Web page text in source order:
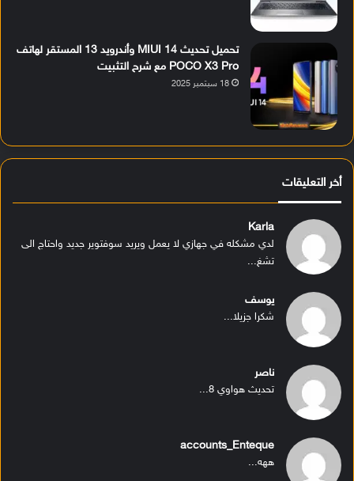
تحميل تحديث MIUI 14 وأندرويد 13 المستقر لهاتف
POCO X3 Pro مع شرح التثبيت
18 سبتمبر 2025
أخر التعليقات
Karla
لدي مشكله في جهازي لا يعمل ويريد سوفتوير جديد واحتاج الى
تشغ...
يوسف
شكرا جزيلا...
ناصر
تحديث هواوي 8...
accounts_Enteque
ههه...